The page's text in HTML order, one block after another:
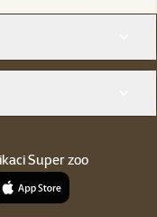
Super zoo